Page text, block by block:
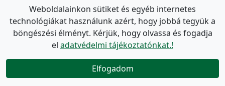
Megnéz
Letöltés
2021.03.18. Kuratóriumi ülés
jegyzőkönyve
event_available Utolsó frissítés: 2022. április 21.
Weboldalainkon sütiket és egyéb internetes
technológiákat használunk azért, hogy jobbá tegyük a
böngészési élményt. Kérjük, hogy olvassa és fogadja
el adatvédelmi tájékoztatónkat.!
Elfogadom